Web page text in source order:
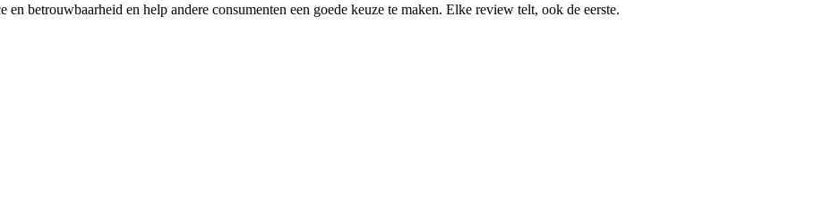
betrouwbaarheid en help andere consumenten een goede keuze te maken. Elke review telt, ook de eerste.